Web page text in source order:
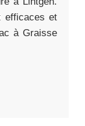
efficaces et
à Graisse